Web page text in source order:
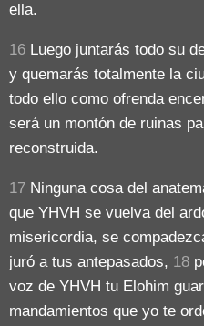
ella.
16 Luego juntarás todo su
y quemarás totalmente la
todo ello como ofrenda
será un montón de ruinas
reconstruida.
17 Ninguna cosa del
que YHVH se vuelva del
misericordia, se
juró a tus antepasados, 18
voz de YHVH tu Elohim
mandamientos que yo te